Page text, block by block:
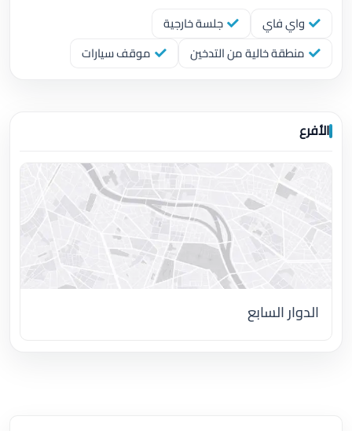
واي فاي
جلسة خارجية
منطقة خالية من التدخين
موقف سيارات
الأفرع
الدوار السابع